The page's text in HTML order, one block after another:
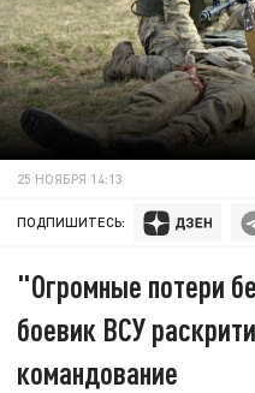
25 НОЯБРЯ 14:13
ПОДПИШИТЕСЬ:
"Огромные потери
боевик ВСУ
командование